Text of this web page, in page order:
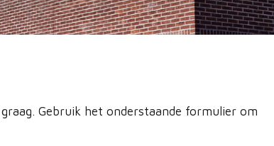
Gebruik het onderstaande formulier om